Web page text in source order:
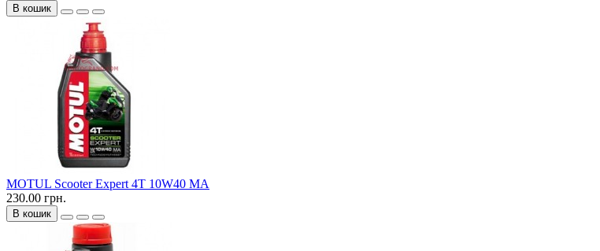
В кошик
MOTUL Scooter Expert 4T 10W40 MA
230.00 грн.
В кошик